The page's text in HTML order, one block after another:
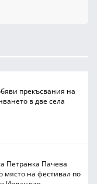
прекъсвания на
в две села
Петранка Пачева
място на фестивал по